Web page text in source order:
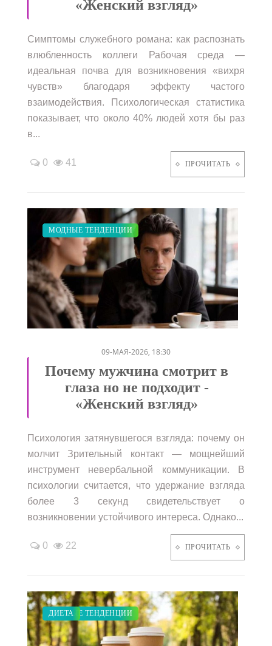
«Женский взгляд»
Симптомы служебного романа: как распознать
влюбленность коллеги Рабочая среда —
идеальная почва для возникновения «вихря
чувств» благодаря эффекту частого
взаимодействия. Психологическая статистика
показывает, что около 40% людей хотя бы раз
в...
0 41 ПРОЧИТАТЬ
ЗАКУПКИ ПО МОДЕ
/
ДИЕТА
/
СВАДЬБА
/
ПОКАЗЫ
/
МОДНЫЕ ТЕНДЕНЦИИ
09-МАЯ-2026, 18:30
Почему мужчина смотрит в
глаза но не подходит -
«Женский взгляд»
Психология затянувшегося взгляда: почему он
молчит Зрительный контакт — мощнейший
инструмент невербальной коммуникации. В
психологии считается, что удержание взгляда
более 3 секунд свидетельствует о
возникновении устойчивого интереса. Однако...
0 22 ПРОЧИТАТЬ
ЗАКУПКИ ПО МОДЕ
СВАДЬБА
ПОКАЗЫ
СТАТЬИ
МОДНЫЕ ТЕНДЕНЦИИ
ДИЕТА